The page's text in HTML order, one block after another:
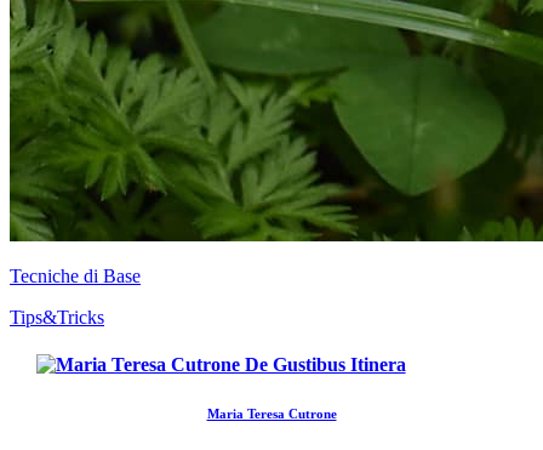
Tecniche di Base
Tips&Tricks
Maria Teresa Cutrone